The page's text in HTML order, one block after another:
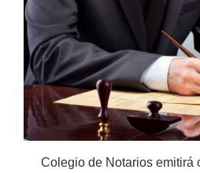
Colegio de Notarios emitirá